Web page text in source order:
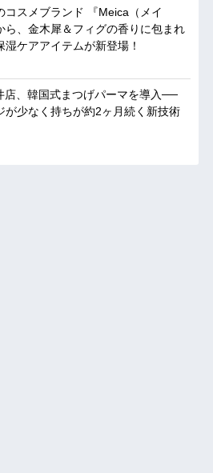
コスメブランド 『Meica（メイ
ら、金木犀＆フィグの香りに包まれ
湿ケアアイテムが新登場！
店、韓国式まつげパーマを導入──
が少なく持ちが約2ヶ月続く新技術